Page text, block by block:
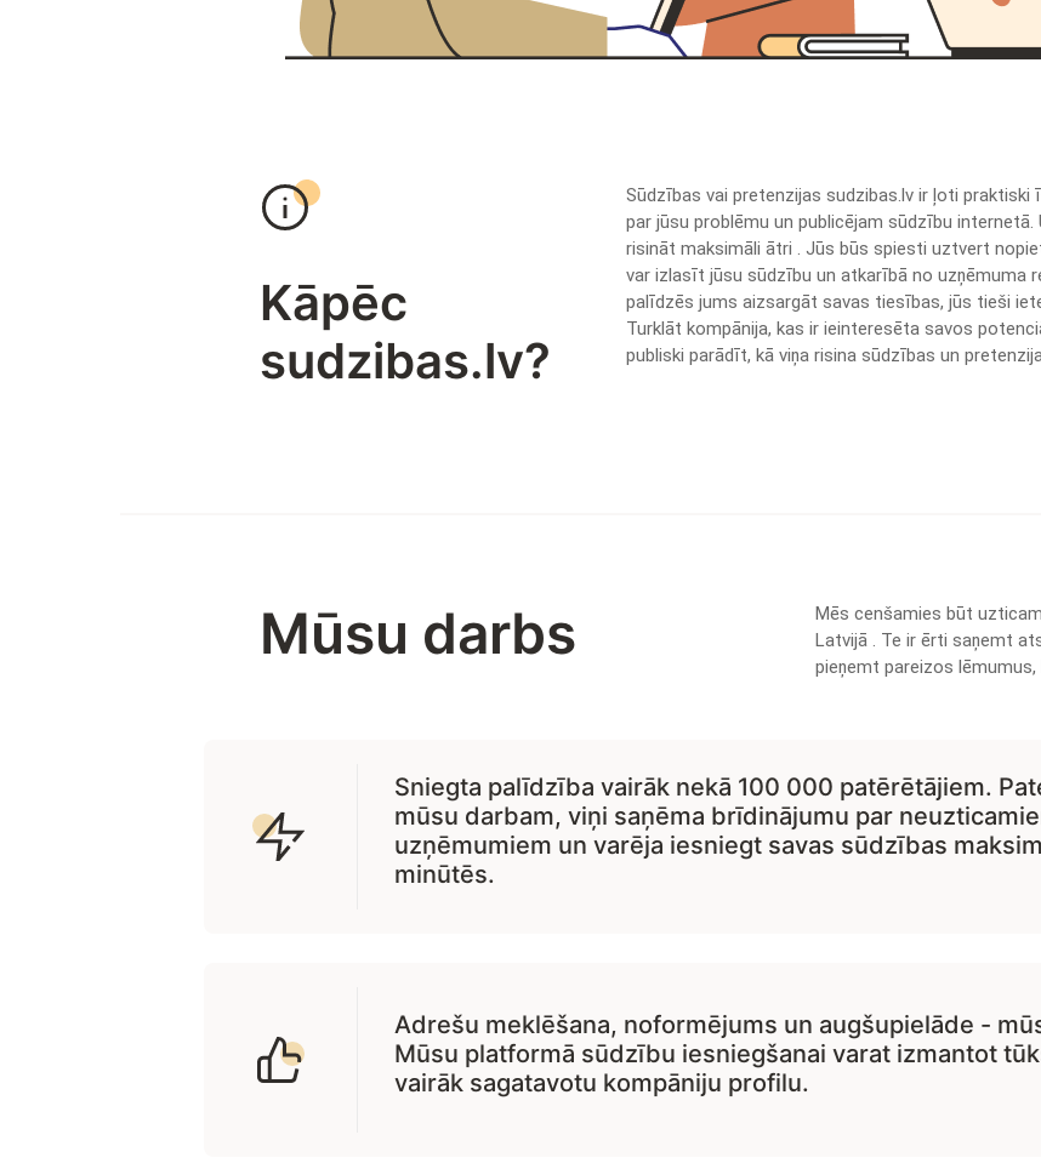
Kāpēc
sudzibas.lv?
Sūdzības vai pretenzijas sudzibas.lv ir ļoti
par jūsu problēmu un publicējam sūdzību
risināt maksimāli ātri . Jūs būs spiesti uztvert
var izlasīt jūsu sūdzību un atkarībā no uzņēmuma
palīdzēs jums aizsargāt savas tiesības, jūs tieši
Turklāt kompānija, kas ir ieinteresēta savos
publiski parādīt, kā viņa risina sūdzības un
Mūsu darbs
Mēs cenšamies būt
Latvijā . Te ir ērti saņemt
pieņemt pareizos
Sniegta palīdzība vairāk nekā 100 000 patērētājiem.
mūsu darbam, viņi saņēma brīdinājumu par
uzņēmumiem un varēja iesniegt savas sūdzības
minūtēs.
Adrešu meklēšana, noformējums un augšupielāde -
Mūsu platformā sūdzību iesniegšanai varat izmantot
vairāk sagatavotu kompāniju profilu.